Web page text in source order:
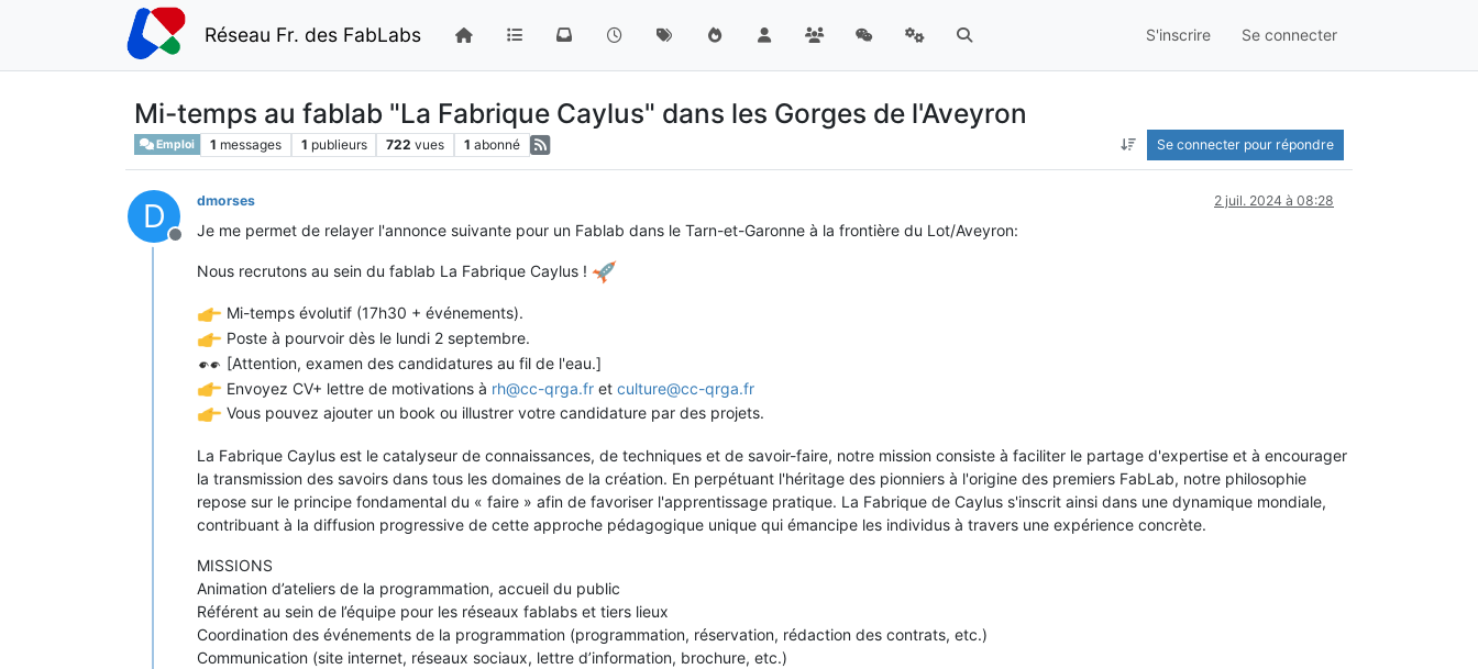
Réseau Fr. des FabLabs S'inscrire Se connecter
Mi-temps au fablab "La Fabrique Caylus" dans les Gorges de l'Aveyron
Emploi 1 messages 1 publieurs 722 vues 1 abonné Se connecter pour répondre
D
Hors-ligne
dmorses 2 juil. 2024 à 08:28
Je me permet de relayer l'annonce suivante pour un Fablab dans le Tarn-et-Garonne à la frontière du Lot/Aveyron:
Nous recrutons au sein du fablab La Fabrique Caylus !
Mi-temps évolutif (17h30 + événements).
Poste à pourvoir dès le lundi 2 septembre.
[Attention, examen des candidatures au fil de l'eau.]
Envoyez CV+ lettre de motivations à rh@cc-qrga.fr et culture@cc-qrga.fr
Vous pouvez ajouter un book ou illustrer votre candidature par des projets.
La Fabrique Caylus est le catalyseur de connaissances, de techniques et de savoir-faire, notre mission consiste à faciliter le partage d'expertise et à encourager
la transmission des savoirs dans tous les domaines de la création. En perpétuant l'héritage des pionniers à l'origine des premiers FabLab, notre philosophie
repose sur le principe fondamental du « faire » afin de favoriser l'apprentissage pratique. La Fabrique de Caylus s'inscrit ainsi dans une dynamique mondiale,
contribuant à la diffusion progressive de cette approche pédagogique unique qui émancipe les individus à travers une expérience concrète.
MISSIONS
Animation d’ateliers de la programmation, accueil du public
Référent au sein de l’équipe pour les réseaux fablabs et tiers lieux
Coordination des événements de la programmation (programmation, réservation, rédaction des contrats, etc.)
Communication (site internet, réseaux sociaux, lettre d’information, brochure, etc.)